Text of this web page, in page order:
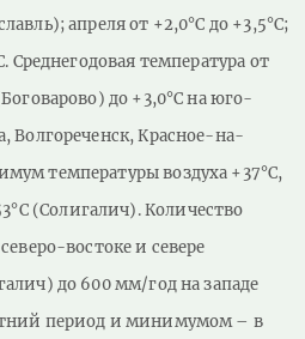
апреля от +2,0°С до +3,5°С;
Среднегодовая температура от
до +3,0°С на юго-
Волгореченск, Красное-на-
температуры воздуха +37°С,
(Солигалич). Количество
востоке и севере
до 600 мм/год на западе
период и минимумом – в